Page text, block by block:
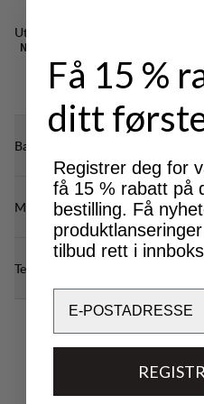
Utmerket for
NORDIC SKATING
Bærekraftsegenskaper
Materialer
Tekniske spesifikasjoner
Få 15 %
ditt
Registrer deg for
få 15 % rabatt på
bestilling. Få
tilbud rett i